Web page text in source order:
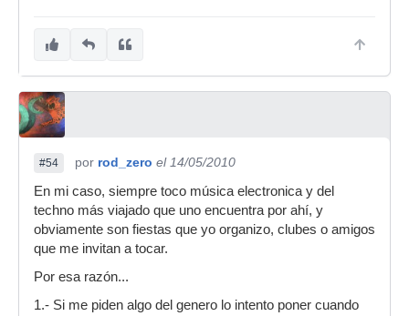
#54 por rod_zero el 14/05/2010
En mi caso, siempre toco música electronica y del
techno más viajado que uno encuentra por ahí, y
obviamente son fiestas que yo organizo, clubes o amigos
que me invitan a tocar.
Por esa razón...
1.- Si me piden algo del genero lo intento poner cuando